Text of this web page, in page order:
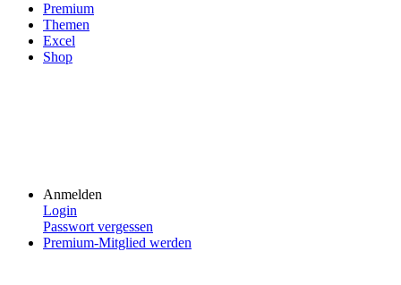
Premium
Themen
Excel
Shop
Anmelden
Login
Passwort vergessen
Premium-Mitglied werden